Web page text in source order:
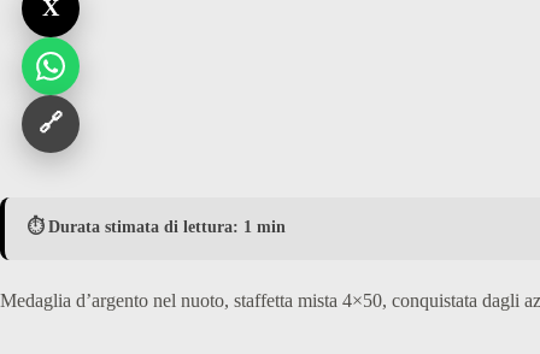
⏱️ Durata stimata di lettura: 1 min
Medaglia d’argento nel nuoto, staffetta mista 4×50, conquistata dagli
X
🔗